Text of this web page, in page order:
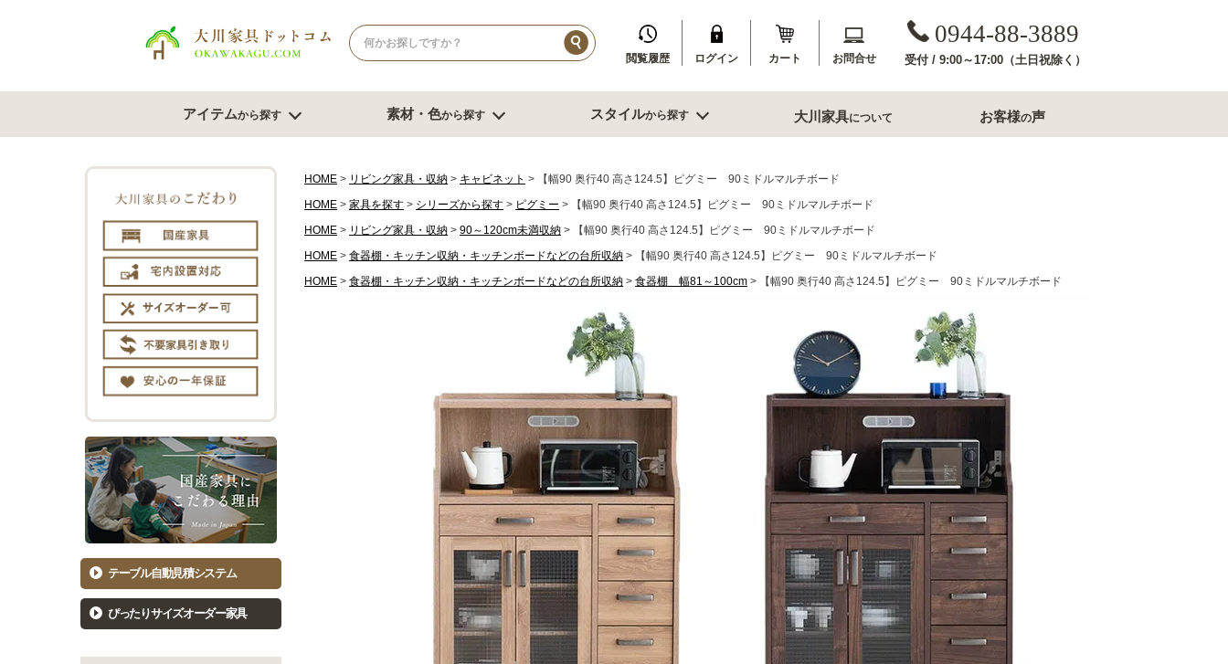
閲覧履歴 ログイン カート お問合せ
0944-88-3889
受付 / 9:00～17:00（土日祝除く）
アイテムから探す
テレビボード
幅150cm台
コーナーテレビ台
テレビチェスト
もっと見る
チェスト・たんす
チェスト幅61cm～80cm
チェスト幅101cm～120cm
着物たんす
もっと見る
洋服たんす
洋服タンス幅61～80cm
洋服タンス幅81～100cm
洋服タンス幅101～120cm
テーブル
幅150センチ台
幅180センチ台
サイズオーダーテーブル
バーカウンター
キッチン収納
食器棚81～100cm
食器棚101～120cm
キッチンカウンター
もっと見る
リビング収納
幅60～80cm未満
幅80cm台
幅90～120cm未満
幅120～150cm未満
幅150cm以上
ソファー
センターテーブル
こたつ
ラグ・カーペット・畳
飾り棚
和室家具
座卓
茶棚・サイドボード
押し入れ収納
ちゃぶ台
寝室・書斎収納
書棚
ミラー
スツール
サイドテーブル・ナイトテー
本棚・本入れ
シェルフ
衣類収納
チェスト
テーブル椅子
２段ベッド
洗面所家具
すき間収納幅20cm台
すき間収納幅30cm台
すき間収納幅40cm台
フレームミラー
有料サービス
防災グッズ
インテリア雑貨
家具お手入れグッズ
素材・色から探す スタイルから探す 大川家具について お客様の声
テーブル自動見積システム
ぴったりサイズオーダー家具
HOME リビング家具・収納 キャビネット
【幅90 奥行40 高さ124.5】ピグミー 90ミドルマルチボード
HOME
家具を探す シリーズから探す ピグミー
【幅90 奥行40 高さ124.5】ピグミー 90ミドルマルチボード
HOME
リビング家具・収納 90～120cm未満収納
【幅90 奥行40 高さ124.5】ピグミー 90ミドルマルチボード
HOME
食器棚・キッチン収納・キッチンボードなどの台所収納
【幅90 奥行40 高さ124.5】ピグミー 90ミドルマルチボード
HOME
食器棚・キッチン収納・キッチンボードなどの台所収納 食器棚 幅81～100cm 【幅90 奥行40 高さ124.5】ピグミー 90ミドルマルチボード